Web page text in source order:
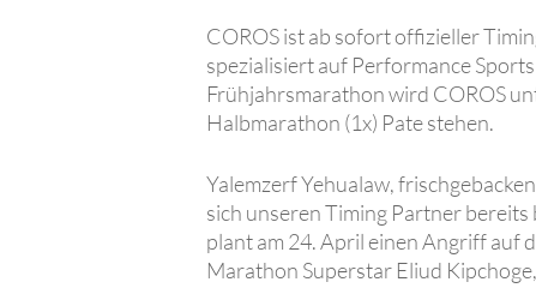
COROS ist ab sofort offizieller
spezialisiert auf Performance
Frühjahrsmarathon wird COROS
Halbmarathon (1x) Pate stehen.
Yalemzerf Yehualaw,
sich unseren Timing Partner
plant am 24. April einen Angriff auf
Marathon Superstar Eliud